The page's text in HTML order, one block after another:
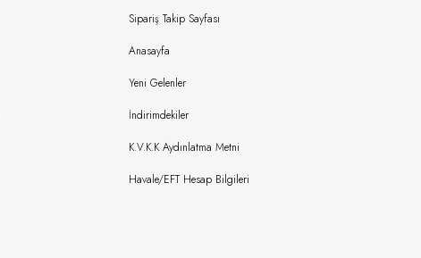
Sipariş Takip Sayfası
Anasayfa
Yeni Gelenler
İndirimdekiler
K.V.K.K Aydınlatma Metni
Havale/EFT Hesap Bilgileri